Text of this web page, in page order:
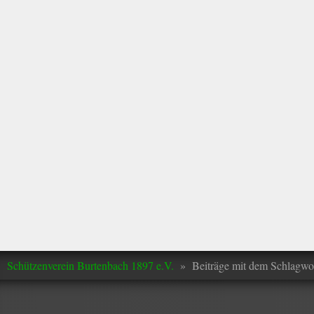
Schützenverein Burtenbach 1897 e.V. » Beiträge mit dem